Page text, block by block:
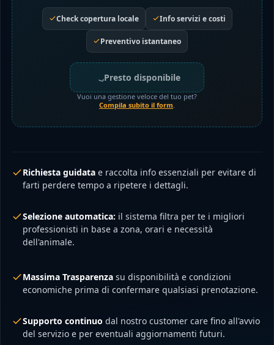
Check copertura locale Info servizi e costi
Preventivo istantaneo
Presto disponibile
Vuoi una gestione veloce del tuo pet?
Compila subito il form
Richiesta guidata e raccolta info essenziali per evitare di
farti perdere tempo a ripetere i dettagli.
Selezione automatica: il sistema filtra per te i migliori
professionisti in base a zona, orari e necessità
dell'animale.
Massima Trasparenza su disponibilità e condizioni
economiche prima di confermare qualsiasi prenotazione.
Supporto continuo dal nostro customer care fino all'avvio
del servizio e per eventuali aggiornamenti futuri.